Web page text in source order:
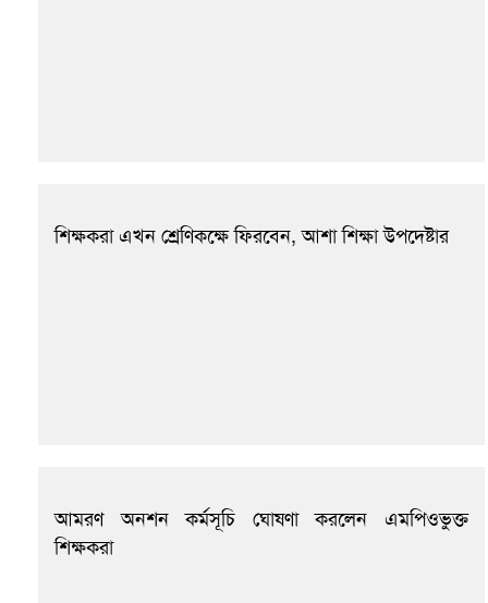
শিক্ষকরা এখন শ্রেণিকক্ষে ফিরবেন, আশা শিক্ষা উপদেষ্টার
আমরণ অনশন কর্মসূচি ঘোষণা করলেন এমপিওভুক্ত
শিক্ষকরা